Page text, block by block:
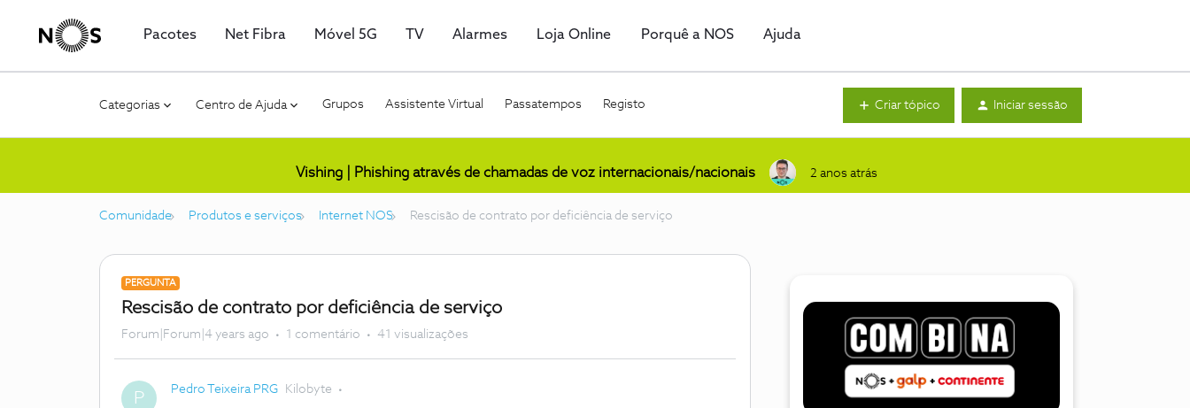
Pacotes Net Fibra Móvel 5G TV Alarmes Loja Online Porquê a NOS Ajuda
Categorias Centro de Ajuda Grupos Assistente Virtual Passatempos Registo Criar tópico Iniciar sessão
Vishing | Phishing através de chamadas de voz internacionais/nacionais 2 anos atrás
Comunidade Produtos e serviços Internet NOS Rescisão de contrato por deficiência de serviço
PERGUNTA
Rescisão de contrato por deficiência de serviço
Forum|Forum|4 years ago 1 comentário 41 visualizações
P Pedro Teixeira PRG Kilobyte